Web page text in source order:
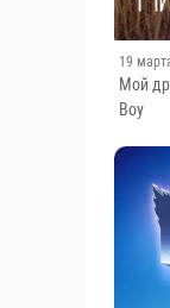
19
Мой